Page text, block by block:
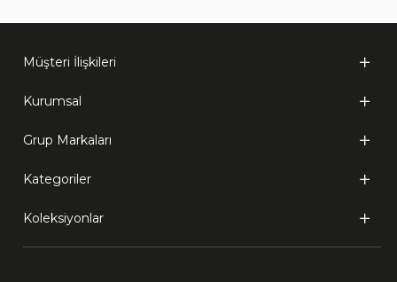
Müşteri İlişkileri
Kurumsal
Grup Markaları
Kategoriler
Koleksiyonlar